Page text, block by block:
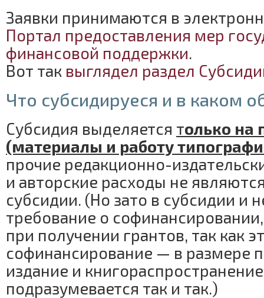
Заявки принимаются в
Портал предоставления мер
финансовой поддержки.
Вот так выглядел раздел
Что субсидируеся и в каком
Субсидия выделяется только на
(материалы и работу
прочие редакционно-
и авторские расходы не
субсидии. (Но зато в субсидии и
требование о
при получении грантов, так как
софинансирование — в размере
издание и
подразумевается так и так.)